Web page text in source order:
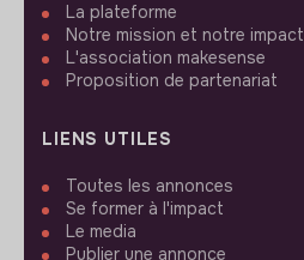
La plateforme
Notre mission et notre impact
L'association makesense
Proposition de partenariat
LIENS UTILES
Toutes les annonces
Se former à l'impact
Le media
Publier une annonce